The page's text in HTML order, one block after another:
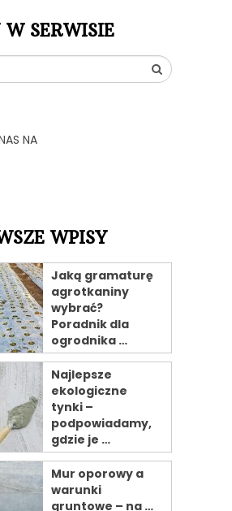
SERWISIE
NA
WPISY
Jaką gramaturę
agrotkaniny
wybrać?
Poradnik dla
ogrodnika …
Najlepsze
ekologiczne
tynki –
podpowiadamy,
gdzie je …
Mur oporowy a
warunki
gruntowe – na …